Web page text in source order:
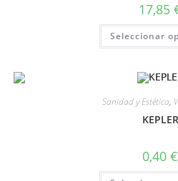
17,85
Seleccionar
Sanidad y Estética,
KEPLER
0,40 €